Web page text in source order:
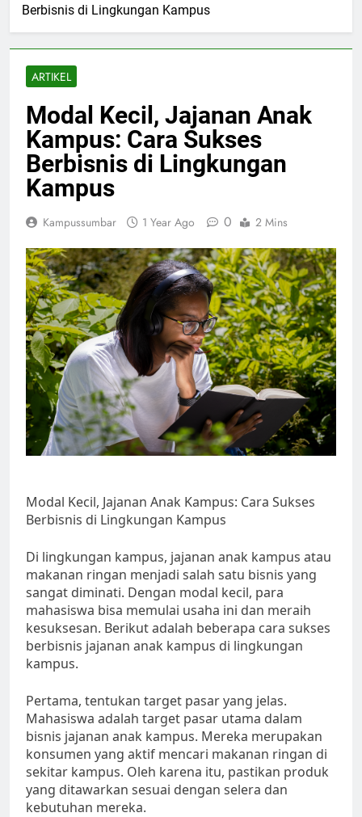
Berbisnis di Lingkungan Kampus
ARTIKEL
Modal Kecil, Jajanan Anak
Kampus: Cara Sukses
Berbisnis di Lingkungan
Kampus
Kampussumbar 1 Year Ago 0 2 Mins
Modal Kecil, Jajanan Anak Kampus: Cara Sukses
Berbisnis di Lingkungan Kampus
Di lingkungan kampus, jajanan anak kampus atau
makanan ringan menjadi salah satu bisnis yang
sangat diminati. Dengan modal kecil, para
mahasiswa bisa memulai usaha ini dan meraih
kesuksesan. Berikut adalah beberapa cara sukses
berbisnis jajanan anak kampus di lingkungan
kampus.
Pertama, tentukan target pasar yang jelas.
Mahasiswa adalah target pasar utama dalam
bisnis jajanan anak kampus. Mereka merupakan
konsumen yang aktif mencari makanan ringan di
sekitar kampus. Oleh karena itu, pastikan produk
yang ditawarkan sesuai dengan selera dan
kebutuhan mereka.